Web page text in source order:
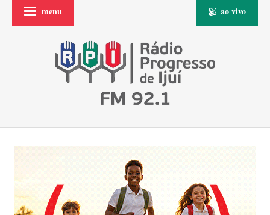
menu ao vivo